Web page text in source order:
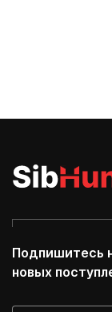
Подпишитесь
новых